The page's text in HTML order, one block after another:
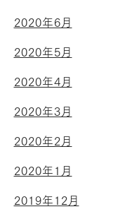
2020年6月
2020年5月
2020年4月
2020年3月
2020年2月
2020年1月
2019年12月